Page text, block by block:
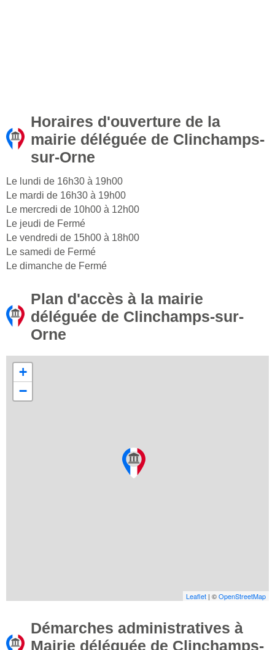
Horaires d'ouverture de la
mairie déléguée de Clinchamps-
sur-Orne
Le lundi de 16h30 à 19h00
Le mardi de 16h30 à 19h00
Le mercredi de 10h00 à 12h00
Le jeudi de Fermé
Le vendredi de 15h00 à 18h00
Le samedi de Fermé
Le dimanche de Fermé
Plan d'accès à la mairie
déléguée de Clinchamps-sur-
Orne
+
−
Leaflet | ©OpenStreetMap
Démarches administratives à
Mairie déléguée de Clinchamps-